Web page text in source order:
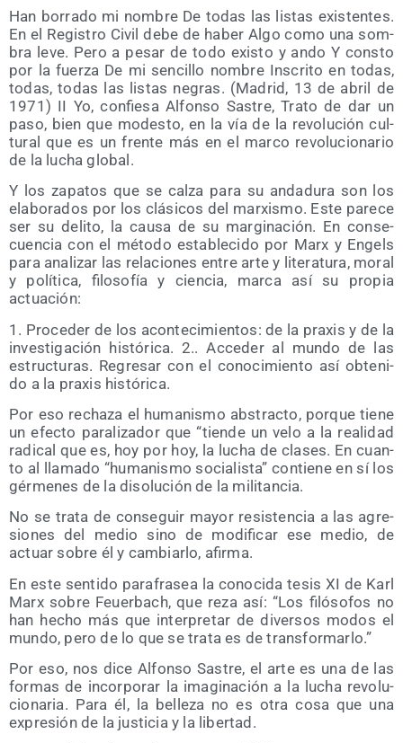
Han borra­do mi nom­bre De todas las lis­tas exis­ten­tes.
En el Regis­tro Civil debe de haber Algo como una som­
bra leve. Pero a pesar de todo exis­to y ando Y cons­to
por la fuer­za De mi sen­ci­llo nom­bre Ins­cri­to en todas,
todas, todas las lis­tas negras. (Madrid, 13 de abril de
1971) II Yo, con­fie­sa Alfon­so Sas­tre, Tra­to de dar un
paso, bien que modes­to, en la vía de la revo­lu­ción cul­
tu­ral que es un fren­te más en el mar­co revo­lu­cio­na­rio
de la lucha global.
Y los zapa­tos que se cal­za para su anda­du­ra son los
ela­bo­ra­dos por los clá­si­cos del mar­xis­mo. Este pare­ce
ser su deli­to, la cau­sa de su mar­gi­na­ción. En con­se­
cuen­cia con el méto­do esta­ble­ci­do por Marx y Engels
para ana­li­zar las rela­cio­nes entre arte y lite­ra­tu­ra, moral
y polí­ti­ca, filo­so­fía y cien­cia, mar­ca así su pro­pia
actuación:
1. Pro­ce­der de los acon­te­ci­mien­tos: de la pra­xis y de la
inves­ti­ga­ción his­tó­ri­ca. 2.. Acce­der al mun­do de las
estruc­tu­ras. Regre­sar con el cono­ci­mien­to así obte­ni­
do a la pra­xis histórica.
Por eso recha­za el huma­nis­mo abs­trac­to, por­que tie­ne
un efec­to para­li­za­dor que “tien­de un velo a la reali­dad
radi­cal que es, hoy por hoy, la lucha de cla­ses. En cuan­
to al lla­ma­do “huma­nis­mo socia­lis­ta” con­tie­ne en sí los
gér­me­nes de la diso­lu­ción de la militancia.
No se tra­ta de con­se­guir mayor resis­ten­cia a las agre­
sio­nes del medio sino de modi­fi­car ese medio, de
actuar sobre él y cam­biar­lo, afirma.
En este sen­ti­do para­fra­sea la cono­ci­da tesis XI de Karl
Marx sobre Feuer­bach, que reza así: “Los filó­so­fos no
han hecho más que inter­pre­tar de diver­sos modos el
mun­do, pero de lo que se tra­ta es de transformarlo.”
Por eso, nos dice Alfon­so Sas­tre, el arte es una de las
for­mas de incor­po­rar la ima­gi­na­ción a la lucha revo­lu­
cio­na­ria. Para él, la belle­za no es otra cosa que una
expre­sión de la jus­ti­cia y la libertad.